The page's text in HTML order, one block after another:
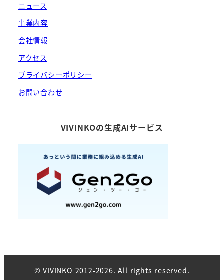
ニュース
事業内容
会社情報
アクセス
プライバシーポリシー
お問い合わせ
VIVINKOの生成AIサービス
© VIVINKO 2012-2026. All rights reserved.